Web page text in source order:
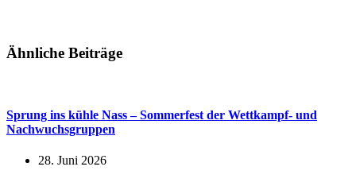
Ähnliche Beiträge
Sprung ins kühle Nass – Sommerfest der Wettkampf- und
Nachwuchsgruppen
28. Juni 2026